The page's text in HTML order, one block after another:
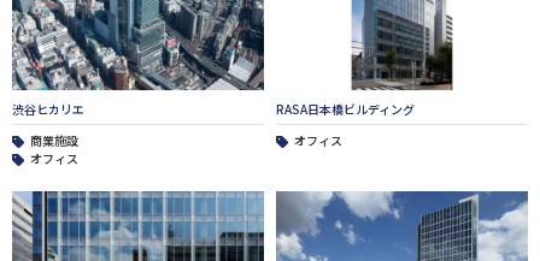
渋谷ヒカリエ
商業施設
オフィス
RASA日本橋ビルディング
オフィス